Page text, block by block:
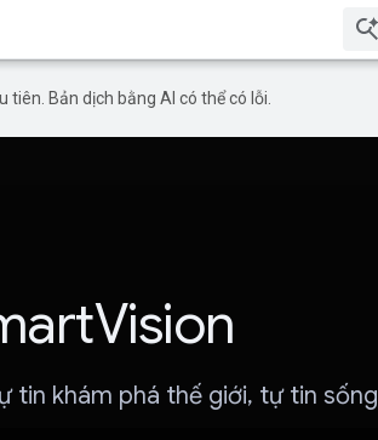
Bản dịch bằng AI có thể có lỗi.
tin khám phá thế giới, tự tin sống